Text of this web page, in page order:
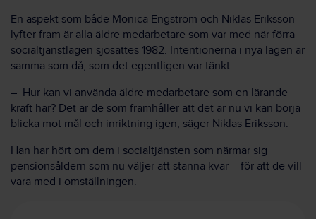
En aspekt som både Monica Engström och Niklas Eriksson
lyfter fram är alla äldre medarbetare som var med när förra
socialtjänstlagen sjösattes 1982. Intentionerna i nya lagen är
samma som då, som det egentligen var tänkt.
– Hur kan vi använda äldre medarbetare som en lärande
kraft här? Det är de som framhåller att det är nu vi kan börja
blicka mot mål och inriktning igen, säger Niklas Eriksson.
Han har hört om dem i socialtjänsten som närmar sig
pensionsåldern som nu väljer att stanna kvar – för att de vill
vara med i omställningen.